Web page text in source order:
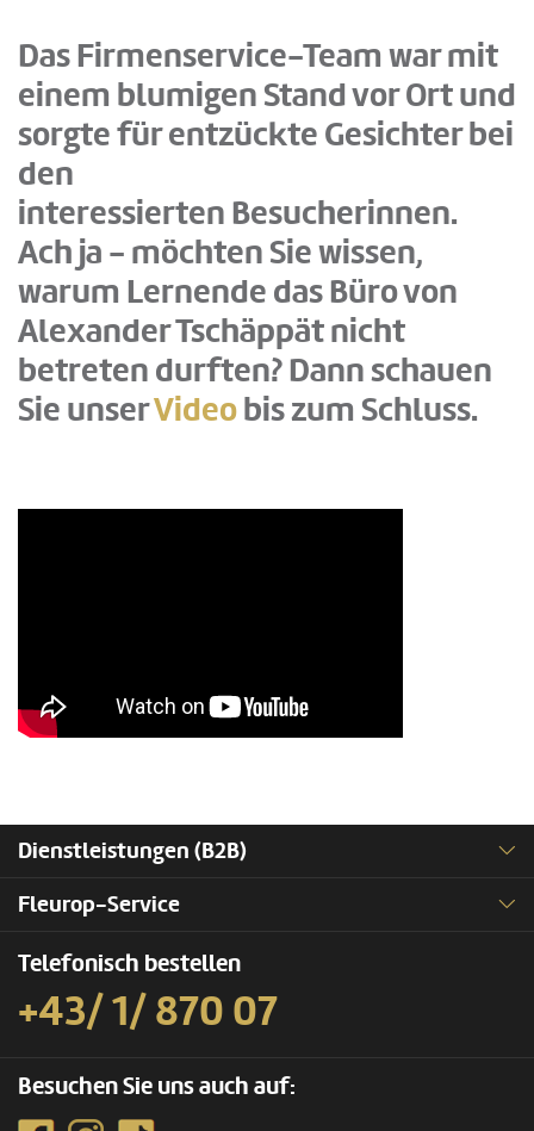
Das Firmenservice-Team war mit
einem blumigen Stand vor Ort und
sorgte für entzückte Gesichter bei
den
interessierten Besucherinnen.
Ach ja - möchten Sie wissen,
warum Lernende das Büro von
Alexander Tschäppät nicht
betreten durften? Dann schauen
Sie unserVideobis zum Schluss.
Dienstleistungen (B2B)
Fleurop-Service
Telefonisch bestellen
+43/ 1/ 870 07
Besuchen Sie uns auch auf: